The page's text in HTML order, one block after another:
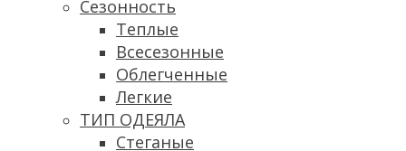
Сезонность
Теплые
Всесезонные
Облегченные
Легкие
ТИП ОДЕЯЛА
Стеганые